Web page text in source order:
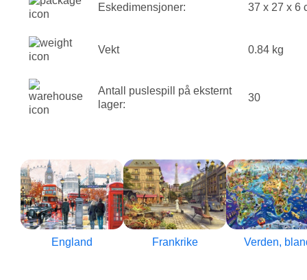
Eskedimensjoner: 37 x 27 x 6
Vekt 0.84 kg
Antall puslespill på eksternt
lager:
30
England Frankrike Verden,